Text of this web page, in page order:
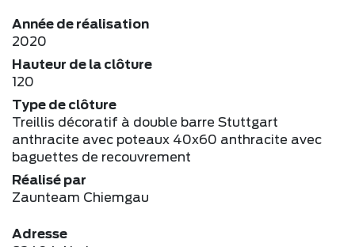
Année de réalisation
2020
Hauteur de la clôture
120
Type de clôture
Treillis décoratif à double barre Stuttgart
anthracite avec poteaux 40x60 anthracite avec
baguettes de recouvrement
Réalisé par
Zaunteam Chiemgau
Adresse